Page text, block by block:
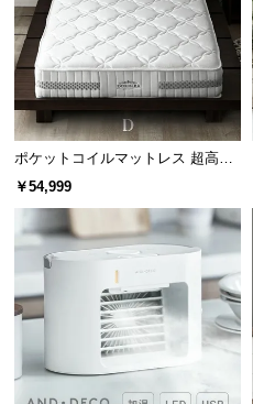
ポケットコイルマットレス 超高密
度3ゾーン 硬め 厚さ24cm D
￥54,999